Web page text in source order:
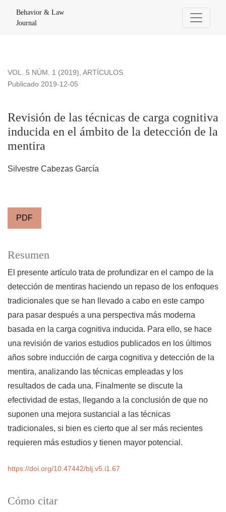
Behavior & Law
Journal
VOL. 5 NÚM. 1 (2019), ARTÍCULOS
Revisión de las técnicas de carga cognitiva
inducida en el ámbito de la detección de la
mentira
Publicado 2019-12-05
Silvestre Cabezas García
PDF
Cómo citar
Resumen
El presente artículo trata de profundizar en el campo de la
detección de mentiras haciendo un repaso de los enfoques
tradicionales que se han llevado a cabo en este campo
para pasar después a una perspectiva más moderna
basada en la carga cognitiva inducida. Para ello, se hace
una revisión de varios estudios publicados en los últimos
años sobre inducción de carga cognitiva y detección de la
mentira, analizando las técnicas empleadas y los
resultados de cada una. Finalmente se discute la
efectividad de estas, llegando a la conclusión de que no
suponen una mejora sustancial a las técnicas
tradicionales, si bien es cierto que al ser más recientes
requieren más estudios y tienen mayor potencial.
https://doi.org/10.47442/blj.v5.i1.67